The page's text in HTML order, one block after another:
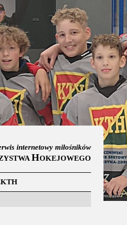
internetowy miłośników
HOKEJOWEGO